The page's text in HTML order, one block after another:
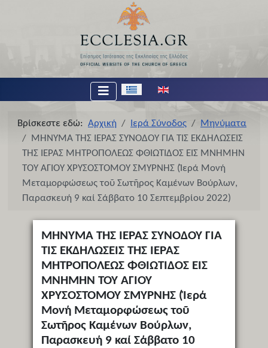
Επιλέξτε τη γλώσσα σας
Βρίσκεστε εδώ: Αρχική Ιερά Σύνοδος
Μηνύματα
ΜΗΝΥΜΑ ΤΗΣ ΙΕΡΑΣ ΣΥΝΟΔΟΥ ΓΙΑ ΤΙΣ ΕΚΔΗΛΩΣΕΙΣ
ΤΗΣ ΙΕΡΑΣ ΜΗΤΡΟΠΟΛΕΩΣ ΦΘΙΩΤΙΔΟΣ ΕΙΣ ΜΝΗΜΗΝ
ΤΟΥ ΑΓΙΟΥ ΧΡΥΣΟΣΤΟΜΟΥ ΣΜΥΡΝΗΣ (Ἱερά Μονή
Μεταμορφώσεως τοῦ Σωτῆρος Καμένων Βούρλων,
Παρασκευή 9 καί Σάββατο 10 Σεπτεμβρίου 2022)
ΜΗΝΥΜΑ ΤΗΣ ΙΕΡΑΣ ΣΥΝΟΔΟΥ ΓΙΑ
ΤΙΣ ΕΚΔΗΛΩΣΕΙΣ ΤΗΣ ΙΕΡΑΣ
ΜΗΤΡΟΠΟΛΕΩΣ ΦΘΙΩΤΙΔΟΣ ΕΙΣ
ΜΝΗΜΗΝ ΤΟΥ ΑΓΙΟΥ
ΧΡΥΣΟΣΤΟΜΟΥ ΣΜΥΡΝΗΣ (Ἱερά
Μονή Μεταμορφώσεως τοῦ
Σωτῆρος Καμένων Βούρλων,
Παρασκευή 9 καί Σάββατο 10